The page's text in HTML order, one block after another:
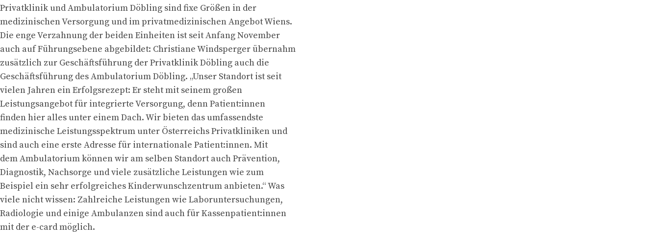
Privatklinik und Ambulatorium Döbling sind fixe Größen in der
medizinischen Versorgung und im privatmedizinischen Angebot Wiens.
Die enge Verzahnung der beiden Einheiten ist seit Anfang November
auch auf Führungsebene abgebildet: Christiane Windsperger übernahm
zusätzlich zur Geschäftsführung der Privatklinik Döbling auch die
Geschäftsführung des Ambulatorium Döbling. „Unser Standort ist seit
vielen Jahren ein Erfolgsrezept: Er steht mit seinem großen
Leistungsangebot für integrierte Versorgung, denn Patient:innen
finden hier alles unter einem Dach. Wir bieten das umfassendste
medizinische Leistungsspektrum unter Österreichs Privatkliniken und
sind auch eine erste Adresse für internationale Patient:innen. Mit
dem Ambulatorium können wir am selben Standort auch Prävention,
Diagnostik, Nachsorge und viele zusätzliche Leistungen wie zum
Beispiel ein sehr erfolgreiches Kinderwunschzentrum anbieten.“ Was
viele nicht wissen: Zahlreiche Leistungen wie Laboruntersuchungen,
Radiologie und einige Ambulanzen sind auch für Kassenpatient:innen
mit der e-card möglich.